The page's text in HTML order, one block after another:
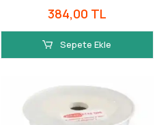
384,00 TL
Sepete Ekle